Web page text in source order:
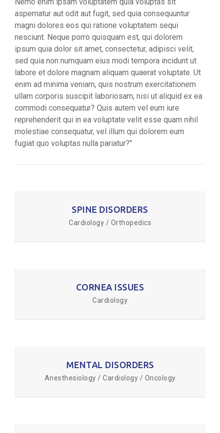
aspernatur aut odit aut fugit, sed quia consequuntur
magni dolores eos qui ratione voluptatem sequi
nesciunt. Neque porro quisquam est, qui dolorem
ipsum quia dolor sit amet, consectetur, adipisci velit,
sed quia non numquam eius modi tempora incidunt ut
labore et dolore magnam aliquam quaerat voluptate. Ut
enim ad minima veniam, quis nostrum exercitationem
ullam corporis suscipit laboriosam, nisi ut aliquid ex ea
commodi consequatur? Quis autem vel eum iure
reprehenderit qui in ea voluptate velit esse quam nihil
molestiae consequatur, vel illum qui dolorem eum
fugiat quo voluptas nulla pariatur?"
SPINE DISORDERS
Cardiology / Orthopedics
CORNEA ISSUES
Cardiology
MENTAL DISORDERS
Anesthesiology / Cardiology / Oncology